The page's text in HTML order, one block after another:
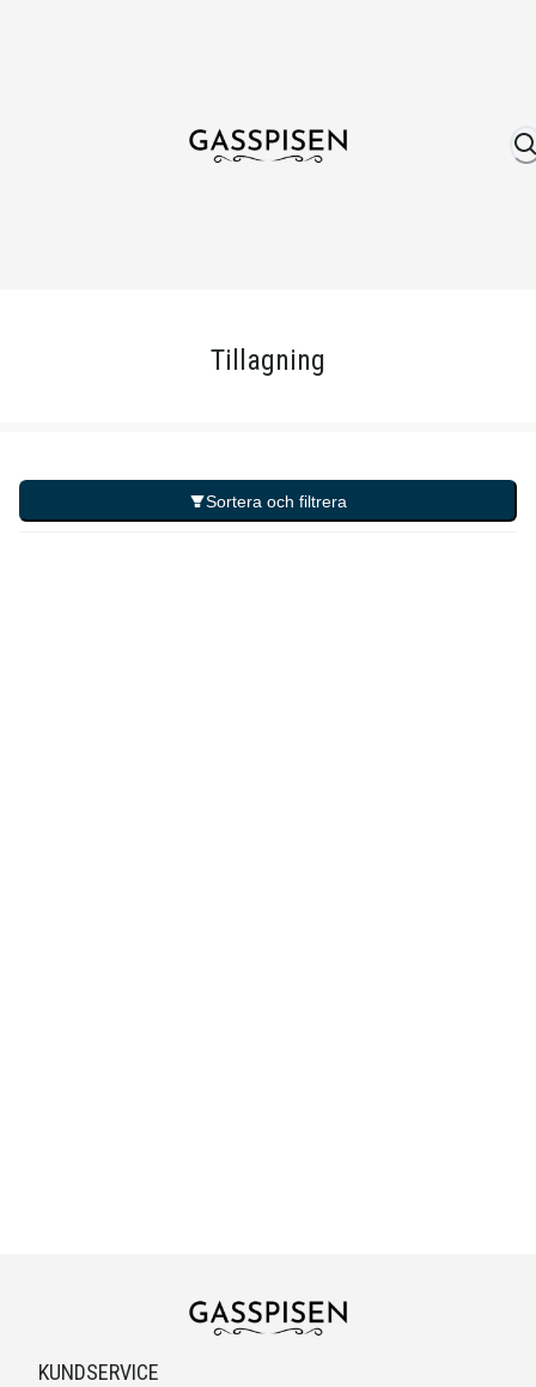
Tillagning
Sortera och filtrera
KUNDSERVICE